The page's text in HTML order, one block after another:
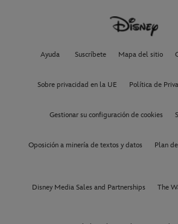
Ayuda Suscríbete Mapa del sitio
Sobre privacidad en la UE Política de
Gestionar su configuración de cookies
Oposición a minería de textos y datos Plan
Disney Media Sales and Partnerships The